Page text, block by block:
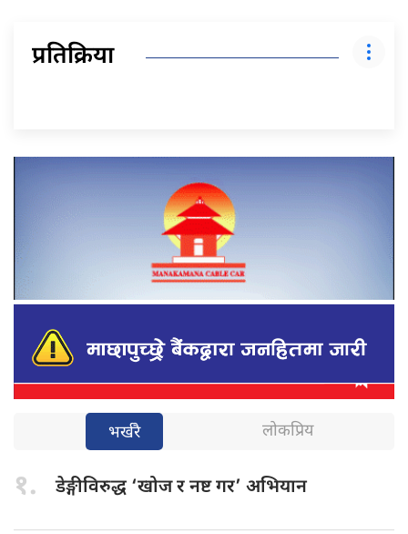
प्रतिक्रिया
भर्खरै लोकप्रिय
१. डेङ्गीविरुद्ध ‘खोजर नष्ट गर’ अभियान